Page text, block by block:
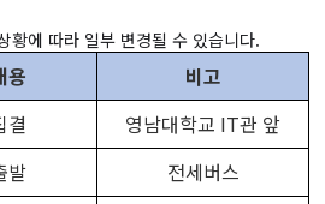
황에 따라 일부 변경될 수 있습니다.
용
비고
결
영남대학교 IT관 앞
발
전세버스